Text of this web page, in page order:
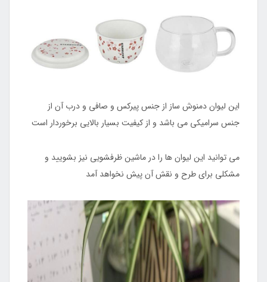
این لیوان دمنوش ساز از جنس پیرکس و صافی و درب آن از
جنس سرامیکی می باشد و از کیفیت بسیار بالایی برخوردار است
می توانید این لیوان ها را در ماشین ظرفشویی نیز بشویید و
مشکلی برای طرح و نقش آن پیش نخواهد آمد